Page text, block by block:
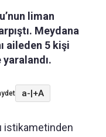
liman
Meydana
aileden 5 kişi
yaralandı.
a-|+A
istikametinden